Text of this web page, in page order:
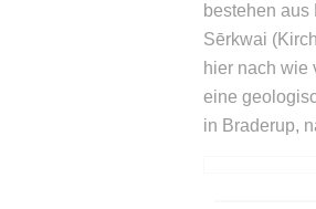
bestehen
Sērkwai
hier nach wie
eine
in Braderup,